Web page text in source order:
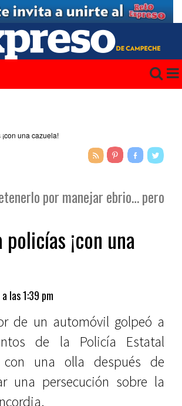
por manejar ebrio… pero
¡con una
las 1:39 pm
de un automóvil golpeó a
de la Policía Estatal
con una olla después de
una persecución sobre la